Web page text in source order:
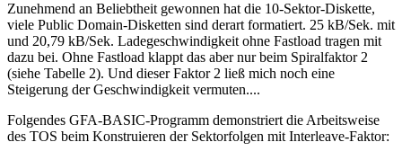
Zunehmend an Beliebtheit gewonnen hat die 10-Sektor-Diskette,
viele Public Domain-Disketten sind derart formatiert. 25 kB/Sek. mit
und 20,79 kB/Sek. Ladegeschwindigkeit ohne Fastload tragen mit
dazu bei. Ohne Fastload klappt das aber nur beim Spiralfaktor 2
(siehe Tabelle 2). Und dieser Faktor 2 ließ mich noch eine
Steigerung der Geschwindigkeit vermuten....
Folgendes GFA-BASIC-Programm demonstriert die Arbeitsweise
des TOS beim Konstruieren der Sektorfolgen mit Interleave-Faktor: